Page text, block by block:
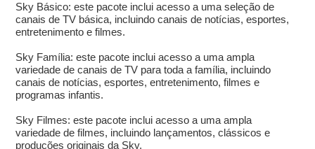
Sky Básico: este pacote inclui acesso a uma seleção de
canais de TV básica, incluindo canais de notícias, esportes,
entretenimento e filmes.
Sky Família: este pacote inclui acesso a uma ampla
variedade de canais de TV para toda a família, incluindo
canais de notícias, esportes, entretenimento, filmes e
programas infantis.
Sky Filmes: este pacote inclui acesso a uma ampla
variedade de filmes, incluindo lançamentos, clássicos e
produções originais da Sky.